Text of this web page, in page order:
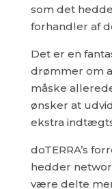
som det
forhandler af
Det er en
drømmer om
måske
ønsker at
ekstra
doTERRA’s
hedder
være delte